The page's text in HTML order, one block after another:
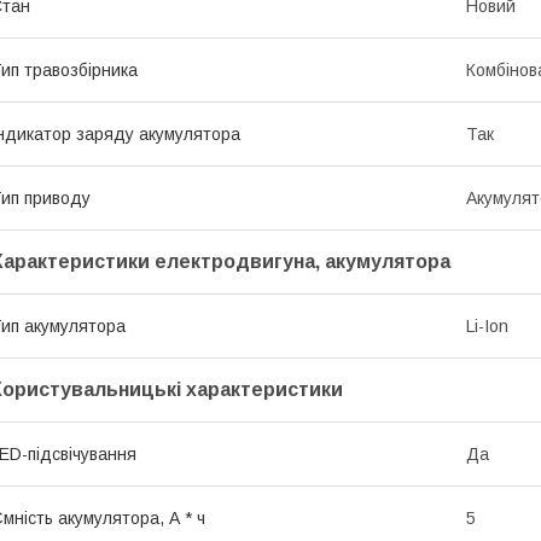
Новий
травозбірника
заряду акумулятора Так
приводу
електродвигуна, акумулятора
акумулятора Li-Ion
характеристики
підсвічування Да
акумулятора, А * ч 5